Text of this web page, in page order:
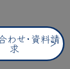
わせ･資料請
求